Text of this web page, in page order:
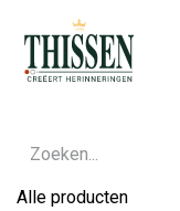
Alle producten